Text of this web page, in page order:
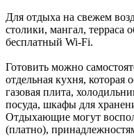
Для отдыха на свежем
столики, мангал, терраса
бесплатный Wi-Fi.
Готовить можно
отдельная кухня,
газовая плита,
посуда, шкафы для
Отдыхающие могут
(платно),